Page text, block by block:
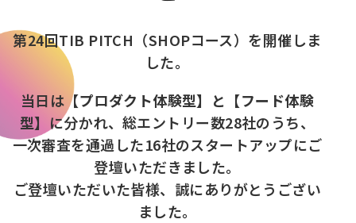
第24回TIB PITCH（SHOPコース）を開催しま
した。
当日は【プロダクト体験型】と【フード体験
型】 に分かれ、総エントリー数28社のうち、
一次審査を通過した16社のスタートアップにご
登壇いただきました。
ご登壇いただいた皆様、誠にありがとうござい
ました。